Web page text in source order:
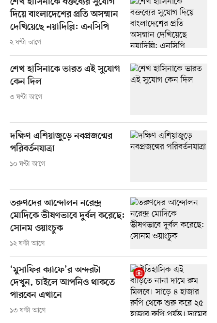
শেখ হাসিনাকে বক্তব্যের সুযোগ
দিয়ে বাংলাদেশের প্রতি অসম্মান
দেখিয়েছে নয়াদিল্লি: এনসিপি
২ ঘণ্টা আগে
শেখ হাসিনাকে ভারত এই সুযোগ
কেন দিল
৩ ঘণ্টা আগে
দক্ষিণ এশিয়াজুড়ে নবপ্রজন্মের
পরিবর্তনযাত্রা
১০ ঘণ্টা আগে
তরুণদের আন্দোলন নরেন্দ্র
মোদিকে ভীষণভাবে দুর্বল করেছে:
সোনম ওয়াংচুক
১২ ঘণ্টা আগে
‘মুসাফির ক্যাফে’র অন্দরটা
দেখুন, চাইলে আপনিও থাকতে
পারবেন এখানে
১৩ ঘণ্টা আগে